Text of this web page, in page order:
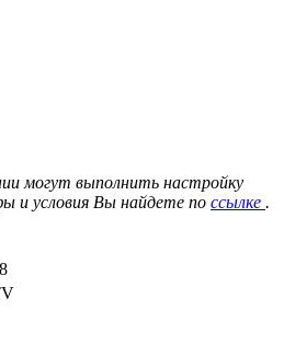
могут выполнить настройку
и условия Вы найдете по ссылке .